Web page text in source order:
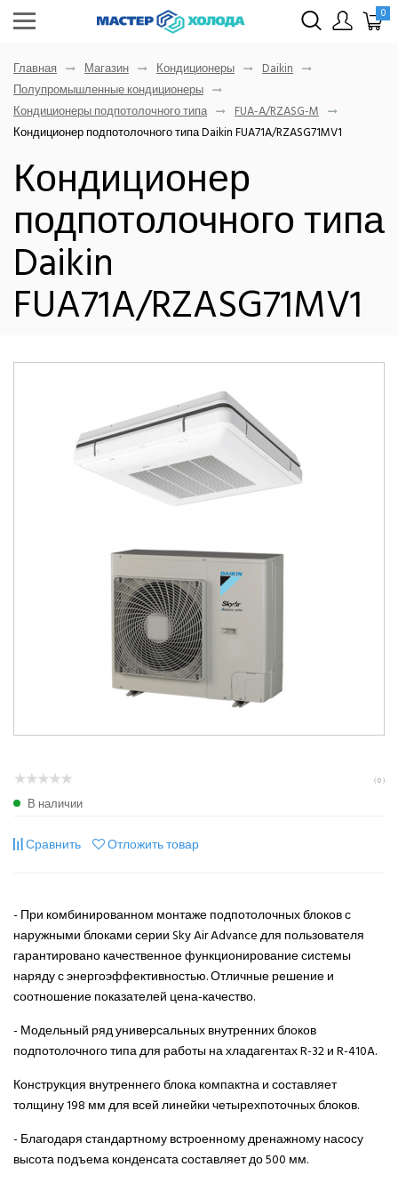
0
Главная Магазин Кондиционеры
Daikin
Полупромышленные кондиционеры
Кондиционеры подпотолочного типа
FUA-A/RZASG-M
Кондиционер подпотолочного типа Daikin FUA71A/RZASG71MV1
Кондиционер
подпотолочного типа
Daikin
FUA71A/RZASG71MV1
( 0 )
В наличии
Сравнить Отложить товар
- При комбинированном монтаже подпотолочных блоков с
наружными блоками серии Sky Air Advance для пользователя
гарантировано качественное функционирование системы
наряду с энергоэффективностью. Отличные решение и
соотношение показателей цена-качество.
- Модельный ряд универсальных внутренних блоков
подпотолочного типа для работы на хладагентах R-32 и R-410A.
Конструкция внутреннего блока компактна и составляет
толщину 198 мм для всей линейки четырехпоточных блоков.
- Благодаря стандартному встроенному дренажному насосу
высота подъема конденсата составляет до 500 мм.